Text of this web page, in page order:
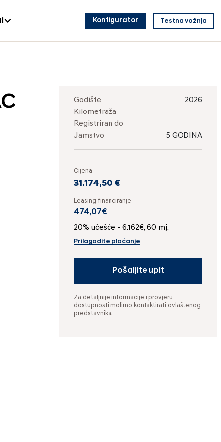
Konfigurator Testna vožnja
Godište
2026
Kilometraža
Registriran do
Jamstvo
5 GODINA
Cijena
31.174,50 €
Leasing financiranje
474,07€
20% učešće - 6.162€, 60 mj.
Prilagodite plaćanje
Pošaljite upit
Za detaljnije informacije i provjeru
dostupnosti molimo kontaktirati ovlaštenog
predstavnika.